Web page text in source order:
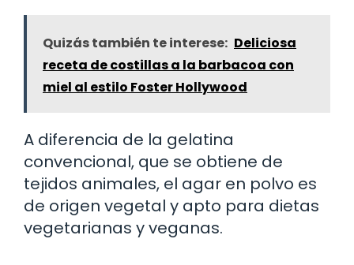
Quizás también te interese: Deliciosa
receta de costillas a la barbacoa con
miel al estilo Foster Hollywood
A diferencia de la gelatina
convencional, que se obtiene de
tejidos animales, el agar en polvo es
de origen vegetal y apto para dietas
vegetarianas y veganas.